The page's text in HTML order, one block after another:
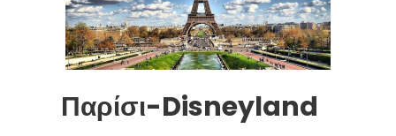
Παρίσι-Disneyland